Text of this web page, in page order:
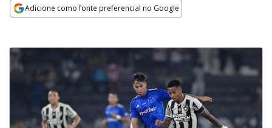
Adicione como fonte preferencial no Google